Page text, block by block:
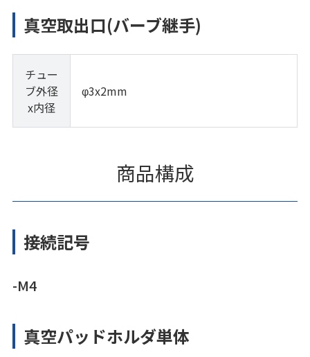
真空取出口(バーブ継手)
チュー
ブ外径
x内径
φ3x2mm
商品構成
接続記号
-M4
真空パッドホルダ単体